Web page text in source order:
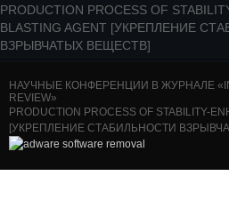
PRODUCTION PROCESS OF
BLASTING AGENT [УКРЕПЛЕНИЕ
ВЗРЫВЧАТЫХ ВЕЩЕСТВ]
НАУЧНЫЕ КОНФЕРЕНЦИИ В ЖУРНАЛЕ
REVIEW»
PRODUCTION PROCESS OF STABILITY-
[УКРЕПЛЕНИЕ СТАБИЛЬНОСТИ